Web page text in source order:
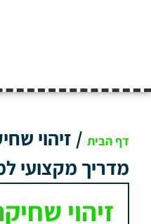
דף הבית / זיהוי
מדריך מקצועי
זיהוי